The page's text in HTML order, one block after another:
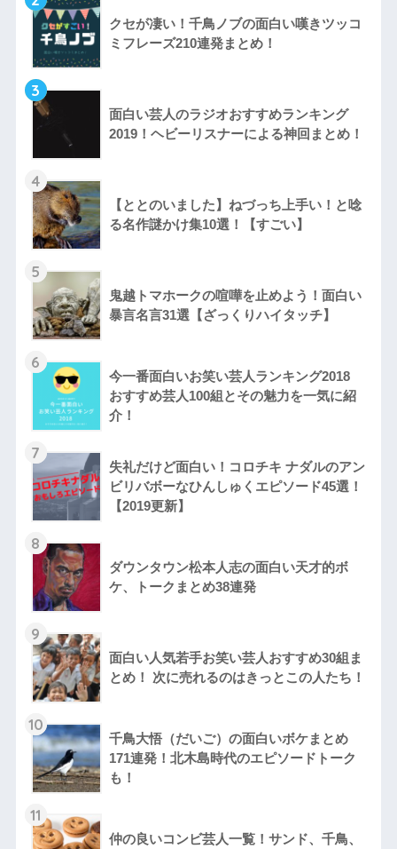
クセが凄い！千鳥ノブの面白い嘆きツッコ
ミフレーズ210連発まとめ！
3
面白い芸人のラジオおすすめランキング
2019！ヘビーリスナーによる神回まとめ！
4
【ととのいました】ねづっち上手い！と唸
る名作謎かけ集10選！【すごい】
5
鬼越トマホークの喧嘩を止めよう！面白い
暴言名言31選【ざっくりハイタッチ】
6
今一番面白いお笑い芸人ランキング2018
おすすめ芸人100組とその魅力を一気に紹
介！
7
失礼だけど面白い！コロチキ ナダルのアン
ビリバボーなひんしゅくエピソード45選！
【2019更新】
8
ダウンタウン松本人志の面白い天才的ボ
ケ、トークまとめ38連発
9
面白い人気若手お笑い芸人おすすめ30組ま
とめ！ 次に売れるのはきっとこの人たち！
10
千鳥大悟（だいご）の面白いボケまとめ
171連発！北木島時代のエピソードトーク
も！
11
仲の良いコンビ芸人一覧！サンド、千鳥、